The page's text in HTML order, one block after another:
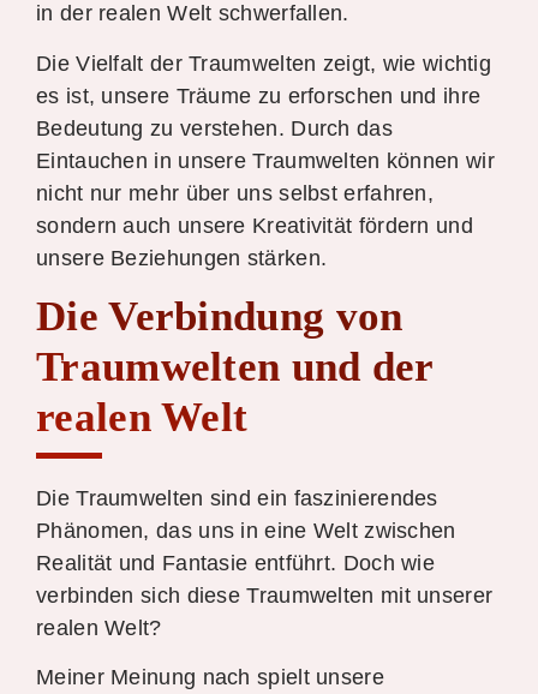
in der realen Welt schwerfallen.
Die Vielfalt der Traumwelten zeigt, wie wichtig
es ist, unsere Träume zu erforschen und ihre
Bedeutung zu verstehen. Durch das
Eintauchen in unsere Traumwelten können wir
nicht nur mehr über uns selbst erfahren,
sondern auch unsere Kreativität fördern und
unsere Beziehungen stärken.
Die Verbindung von
Traumwelten und der
realen Welt
Die Traumwelten sind ein faszinierendes
Phänomen, das uns in eine Welt zwischen
Realität und Fantasie entführt. Doch wie
verbinden sich diese Traumwelten mit unserer
realen Welt?
Meiner Meinung nach spielt unsere